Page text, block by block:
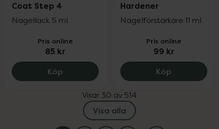
Coat Step 4
Nagellack 5 ml
Pris online
85 kr
Köp Depend Gel iQ Top Coat Step 4, 85 kr.
Hardener
Nagelförstärkare 11 ml
Pris online
99 kr
Köp IDUN
Visar 30 av 514
Visa alla